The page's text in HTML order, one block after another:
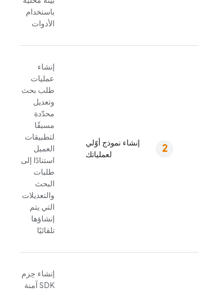
باستخدام
الأدوات
إنشاء نموذج أوّلي
لعملياتك
إنشاء
عمليات
طلب بحث
وتعديل
محدّدة
مسبقًا
لتطبيقات
العميل
استنادًا إلى
طلبات
البحث
والتعديلات
التي يتم
إنشاؤها
تلقائيًا
إنشاء حِزم
SDK آمنة